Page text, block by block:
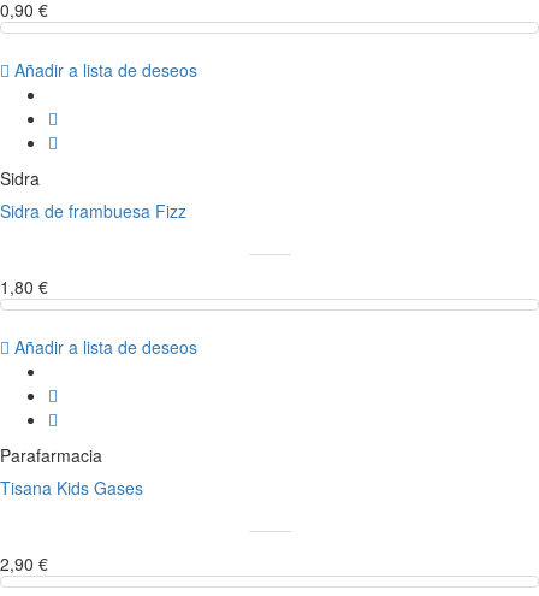
0,90 €
Añadir a lista de deseos
Sidra
Sidra de frambuesa Fizz
1,80 €
Añadir a lista de deseos
Parafarmacia
Tisana Kids Gases
2,90 €